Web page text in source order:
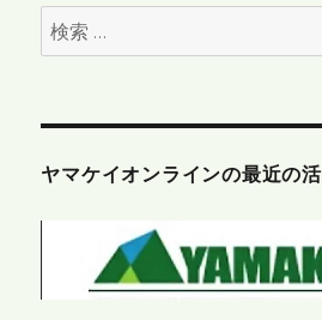
検
索:
ヤマケイオンラインの最近の